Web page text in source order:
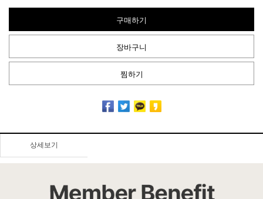
구매하기
장바구니
찜하기
상세보기